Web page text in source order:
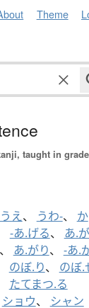
Theme
taught in grade
え、 うわ-、 か
-あ.げる、 あ.が
、 あ.がり、 -あ.
のぼ.り、 のぼ.
たてまつ.る
ショウ、 シャン